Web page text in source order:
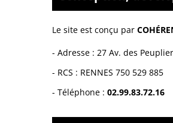
Le site est conçu par
- Adresse : 27 Av. des
- RCS : RENNES 750 529 885
- Téléphone : 02.99.83.72.16